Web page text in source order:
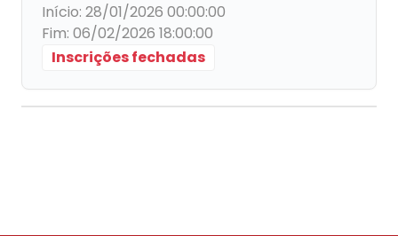
Início: 28/01/2026 00:00:00
Fim: 06/02/2026 18:00:00
Inscrições fechadas